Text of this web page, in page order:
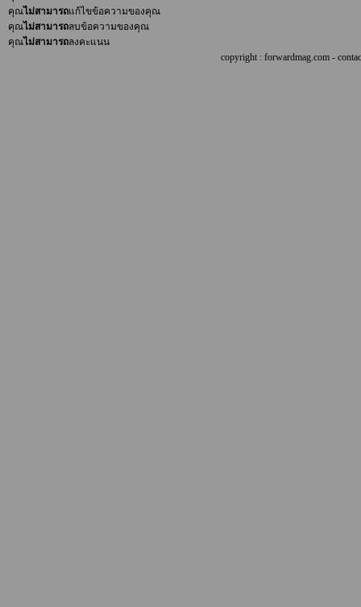
คุณไม่สามารถแก้ไขข้อความของคุณ
คุณไม่สามารถลบข้อความของคุณ
คุณไม่สามารถลงคะแนน
copyright : forwardmag.com -